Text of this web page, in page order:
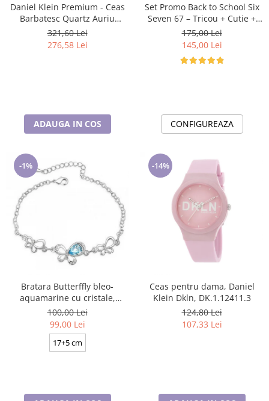
Daniel Klein Premium - Ceas
Barbatesc Quartz Auriu
DK.6.14205-4
321,60 Lei
276,58 Lei
ADAUGA IN COS
Set Promo Back to School Six
Seven 67 – Tricou + Cutie +
Bidon Personalizat pentru
copilul tău
175,00 Lei
145,00 Lei
CONFIGUREAZA
-1%
Bratara Butterffly bleo-
aquamarine cu cristale,
placata cu aur 18K
100,00 Lei
99,00 Lei
17+5 cm
-14%
Ceas pentru dama, Daniel
Klein Dkln, DK.1.12411.3
124,80 Lei
107,33 Lei